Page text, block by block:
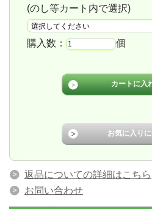
(のし等カート内で選択)
購入数： 個
返品についての詳細はこちら
お問い合わせ